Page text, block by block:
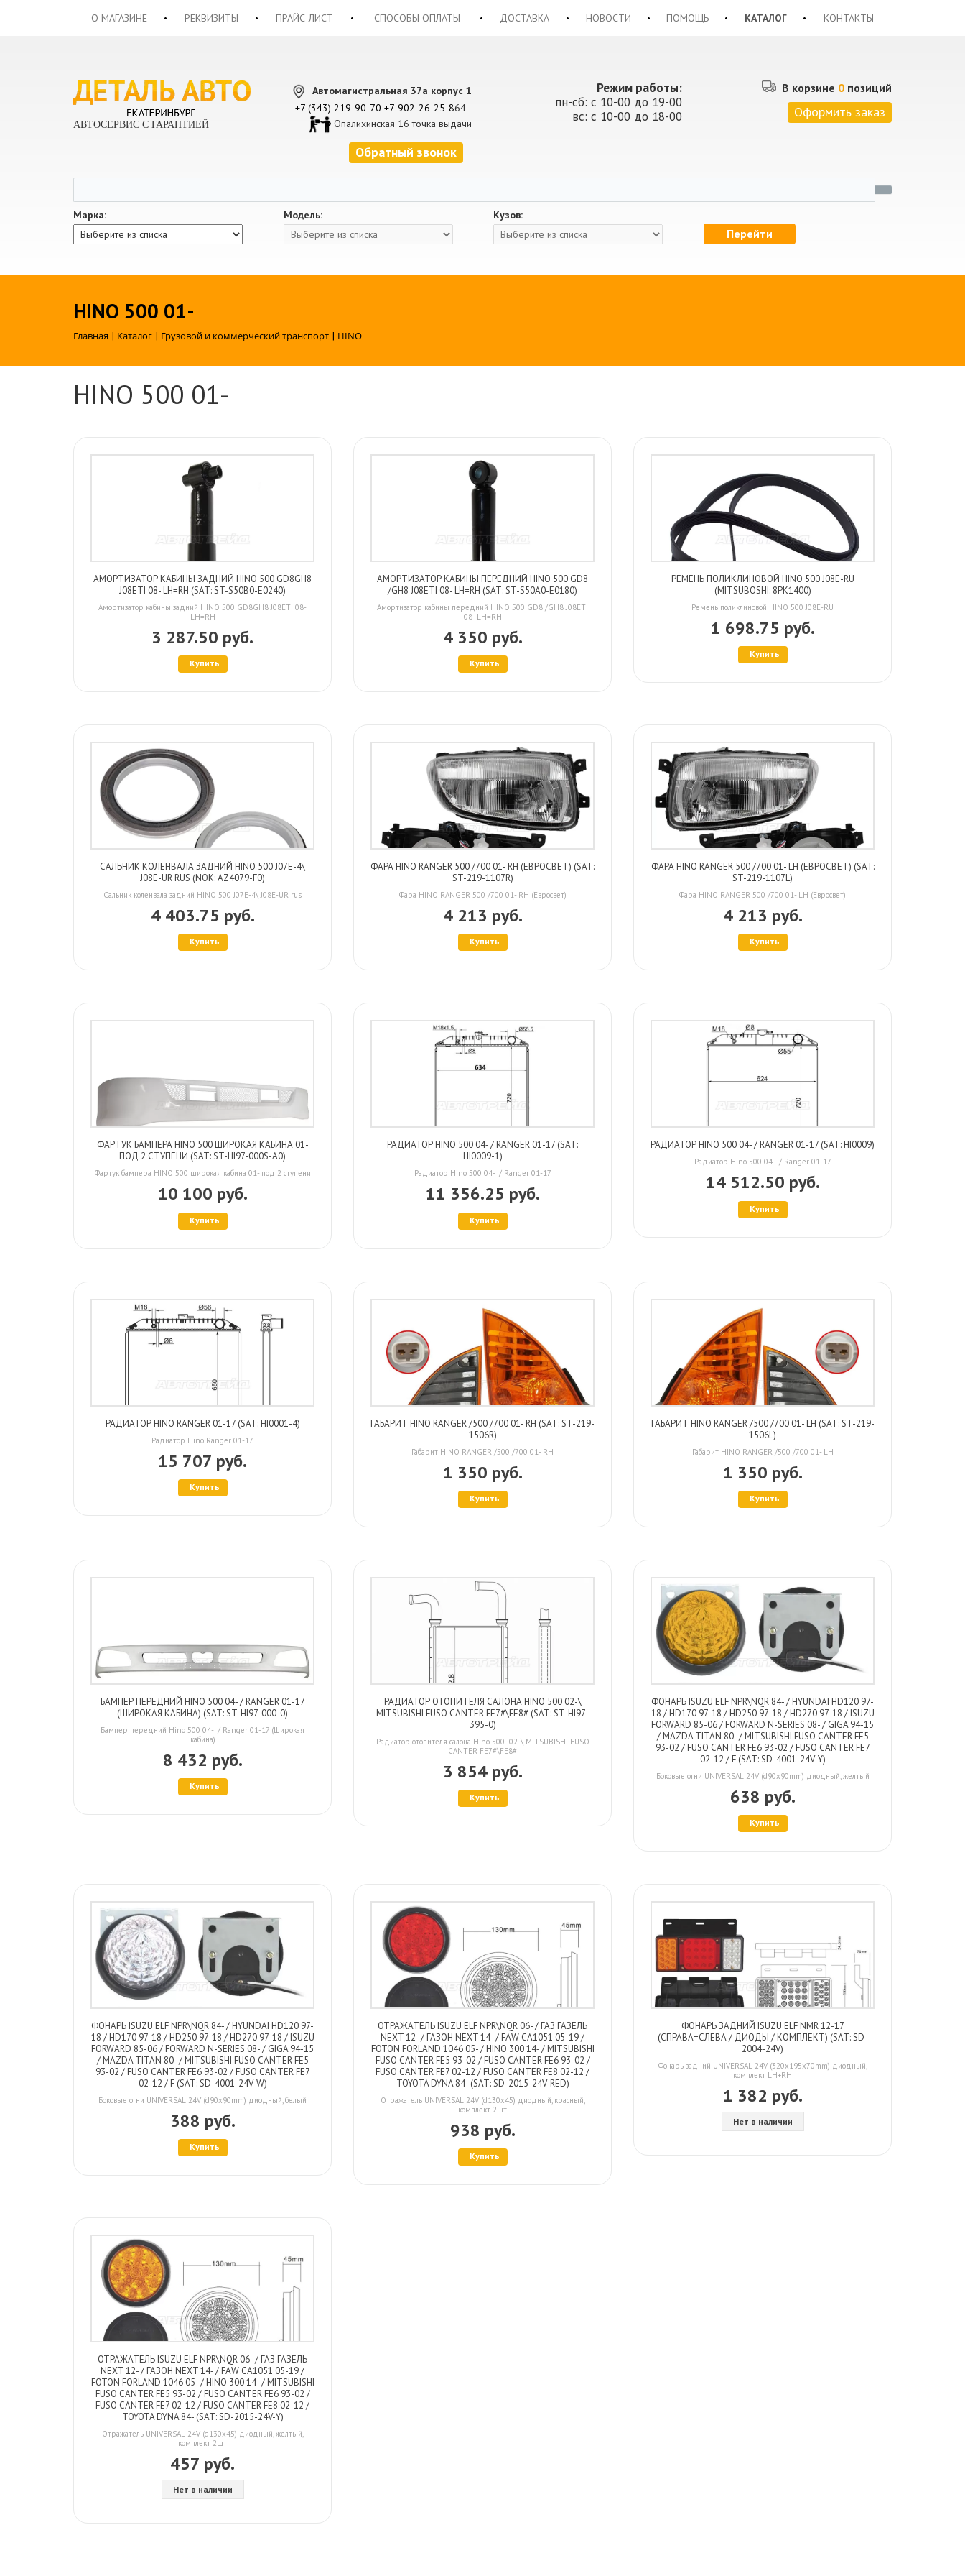
О МАГАЗИНЕ РЕКВИЗИТЫ ПРАЙС-ЛИСТ СПОСОБЫ ОПЛАТЫ ДОСТАВКА НОВОСТИ ПОМОЩЬ КАТАЛОГ КОНТАКТЫ
АВТОСЕРВИС С ГАРАНТИЕЙ
Автомагистральная 37а корпус 1
+7 (343) 219-90-70 +7-902-26-25-864
Опалихинская 16 точка выдачи
Обратный звонок
Режим работы:
пн-сб: с 10-00 до 19-00
вс: с 10-00 до 18-00
В корзине 0 позиций
Оформить заказ
Марка: Модель: Кузов:
Перейти
HINO 500 01-
Главная | Каталог | Грузовой и коммерческий транспорт | HINO
HINO 500 01-
АМОРТИЗАТОР КАБИНЫ ЗАДНИЙ HINO 500 GD8GH8
J08ETI 08- LH=RH (SAT: ST-S50B0-E0240)
Амортизатор кабины задний HINO 500 GD8GH8 J08ETI 08-
LH=RH
3 287.50 руб.
Купить
АМОРТИЗАТОР КАБИНЫ ПЕРЕДНИЙ HINO 500 GD8
/GH8 J08ETI 08- LH=RH (SAT: ST-S50A0-E0180)
Амортизатор кабины передний HINO 500 GD8 /GH8 J08ETI
08- LH=RH
4 350 руб.
Купить
РЕМЕНЬ ПОЛИКЛИНОВОЙ HINO 500 J08E-RU
(MITSUBOSHI: 8PK1400)
Ремень поликлиновой HINO 500 J08E-RU
1 698.75 руб.
Купить
САЛЬНИК КОЛЕНВАЛА ЗАДНИЙ HINO 500 J07E-4\
J08E-UR RUS (NOK: AZ4079-F0)
Сальник коленвала задний HINO 500 J07E-4\ J08E-UR rus
4 403.75 руб.
Купить
ФАРА HINO RANGER 500 /700 01- RH (ЕВРОСВЕТ) (SAT:
ST-219-1107R)
Фара HINO RANGER 500 /700 01- RH (Евросвет)
4 213 руб.
Купить
ФАРА HINO RANGER 500 /700 01- LH (ЕВРОСВЕТ) (SAT:
ST-219-1107L)
Фара HINO RANGER 500 /700 01- LH (Евросвет)
4 213 руб.
Купить
ФАРТУК БАМПЕРА HINO 500 ШИРОКАЯ КАБИНА 01-
ПОД 2 СТУПЕНИ (SAT: ST-HI97-000S-A0)
Фартук бампера HINO 500 широкая кабина 01- под 2 ступени
10 100 руб.
Купить
РАДИАТОР HINO 500 04- / RANGER 01-17 (SAT:
HI0009-1)
Радиатор Hino 500 04- / Ranger 01-17
11 356.25 руб.
Купить
РАДИАТОР HINO 500 04- / RANGER 01-17 (SAT: HI0009)
Радиатор Hino 500 04- / Ranger 01-17
14 512.50 руб.
Купить
РАДИАТОР HINO RANGER 01-17 (SAT: HI0001-4)
Радиатор Hino Ranger 01-17
15 707 руб.
Купить
ГАБАРИТ HINO RANGER /500 /700 01- RH (SAT: ST-219-
1506R)
Габарит HINO RANGER /500 /700 01- RH
1 350 руб.
Купить
ГАБАРИТ HINO RANGER /500 /700 01- LH (SAT: ST-219-
1506L)
Габарит HINO RANGER /500 /700 01- LH
1 350 руб.
Купить
БАМПЕР ПЕРЕДНИЙ HINO 500 04- / RANGER 01-17
(ШИРОКАЯ КАБИНА) (SAT: ST-HI97-000-0)
Бампер передний Hino 500 04- / Ranger 01-17 (Широкая
кабина)
8 432 руб.
Купить
РАДИАТОР ОТОПИТЕЛЯ САЛОНА HINO 500 02-\
MITSUBISHI FUSO CANTER FE7#\FE8# (SAT: ST-HI97-
395-0)
Радиатор отопителя салона Hino 500 02-\ MITSUBISHI FUSO
CANTER FE7#\FE8#
3 854 руб.
Купить
ФОНАРЬ ISUZU ELF NPR\NQR 84- / HYUNDAI HD120 97-
18 / HD170 97-18 / HD250 97-18 / HD270 97-18 / ISUZU
FORWARD 85-06 / FORWARD N-SERIES 08- / GIGA 94-15
/ MAZDA TITAN 80- / MITSUBISHI FUSO CANTER FE5
93-02 / FUSO CANTER FE6 93-02 / FUSO CANTER FE7
02-12 / F (SAT: SD-4001-24V-Y)
Боковые огни UNIVERSAL 24V (d90x90mm) диодный, желтый
638 руб.
Купить
ФОНАРЬ ISUZU ELF NPR\NQR 84- / HYUNDAI HD120 97-
18 / HD170 97-18 / HD250 97-18 / HD270 97-18 / ISUZU
FORWARD 85-06 / FORWARD N-SERIES 08- / GIGA 94-15
/ MAZDA TITAN 80- / MITSUBISHI FUSO CANTER FE5
93-02 / FUSO CANTER FE6 93-02 / FUSO CANTER FE7
02-12 / F (SAT: SD-4001-24V-W)
Боковые огни UNIVERSAL 24V (d90x90mm) диодный, белый
388 руб.
Купить
ОТРАЖАТЕЛЬ ISUZU ELF NPR\NQR 06- / ГАЗ ГАЗЕЛЬ
NEXT 12- / ГАЗОН NEXT 14- / FAW CA1051 05-19 /
FOTON FORLAND 1046 05- / HINO 300 14- / MITSUBISHI
FUSO CANTER FE5 93-02 / FUSO CANTER FE6 93-02 /
FUSO CANTER FE7 02-12 / FUSO CANTER FE8 02-12 /
TOYOTA DYNA 84- (SAT: SD-2015-24V-RED)
Отражатель UNIVERSAL 24V (d130x45) диодный, красный,
комплект 2шт
938 руб.
Купить
ФОНАРЬ ЗАДНИЙ ISUZU ELF NMR 12-17
(СПРАВА=СЛЕВА / ДИОДЫ / КОМПЛЕКТ) (SAT: SD-
2004-24V)
Фонарь задний UNIVERSAL 24V (320x195x70mm) диодный,
комплект LH+RH
1 382 руб.
Нет в наличии
ОТРАЖАТЕЛЬ ISUZU ELF NPR\NQR 06- / ГАЗ ГАЗЕЛЬ
NEXT 12- / ГАЗОН NEXT 14- / FAW CA1051 05-19 /
FOTON FORLAND 1046 05- / HINO 300 14- / MITSUBISHI
FUSO CANTER FE5 93-02 / FUSO CANTER FE6 93-02 /
FUSO CANTER FE7 02-12 / FUSO CANTER FE8 02-12 /
TOYOTA DYNA 84- (SAT: SD-2015-24V-Y)
Отражатель UNIVERSAL 24V (d130x45) диодный, желтый,
комплект 2шт
457 руб.
Нет в наличии